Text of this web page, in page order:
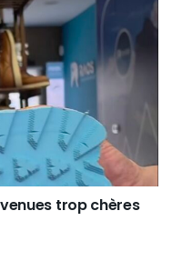
trop chères